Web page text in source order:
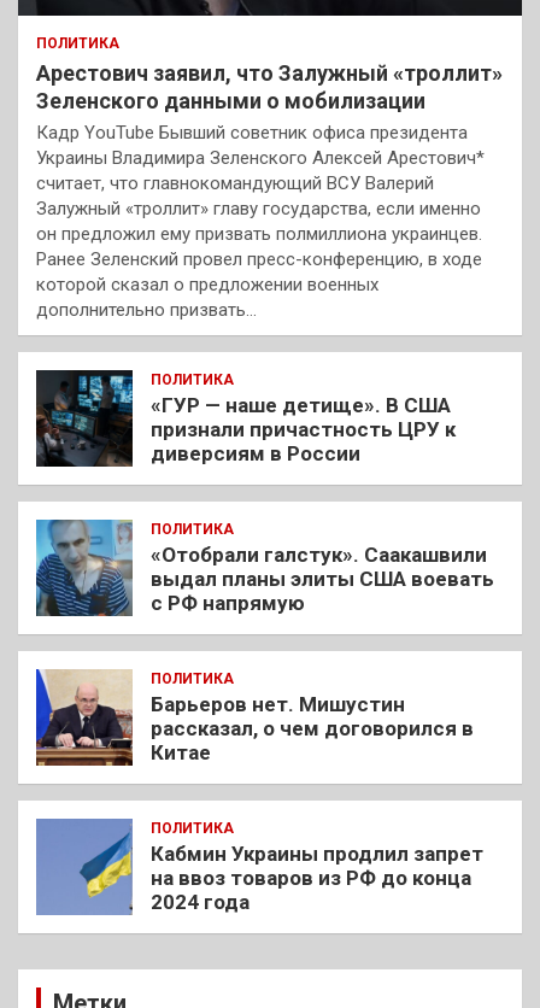
ПОЛИТИКА
Арестович заявил, что Залужный «троллит»
Зеленского данными о мобилизации
Кадр YouTube Бывший советник офиса президента
Украины Владимира Зеленского Алексей Арестович*
считает, что главнокомандующий ВСУ Валерий
Залужный «троллит» главу государства, если именно
он предложил ему призвать полмиллиона украинцев.
Ранее Зеленский провел пресс-конференцию, в ходе
которой сказал о предложении военных
дополнительно призвать…
ПОЛИТИКА
«ГУР — наше детище». В США
признали причастность ЦРУ к
диверсиям в России
ПОЛИТИКА
«Отобрали галстук». Саакашвили
выдал планы элиты США воевать
с РФ напрямую
ПОЛИТИКА
Барьеров нет. Мишустин
рассказал, о чем договорился в
Китае
ПОЛИТИКА
Кабмин Украины продлил запрет
на ввоз товаров из РФ до конца
2024 года